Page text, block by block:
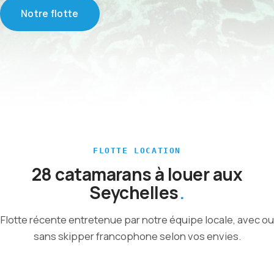
Notre flotte
FLOTTE LOCATION
28 catamarans à louer aux
Seychelles
Flotte récente entretenue par notre équipe locale, avec ou
sans skipper francophone selon vos envies.